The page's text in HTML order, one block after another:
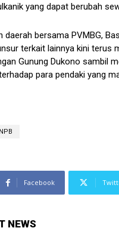
yang dapat berubah
daerah bersama PVMBG,
terkait lainnya kini terus
Gunung Dukono sambil
para pendaki yang
Facebook
NEWS